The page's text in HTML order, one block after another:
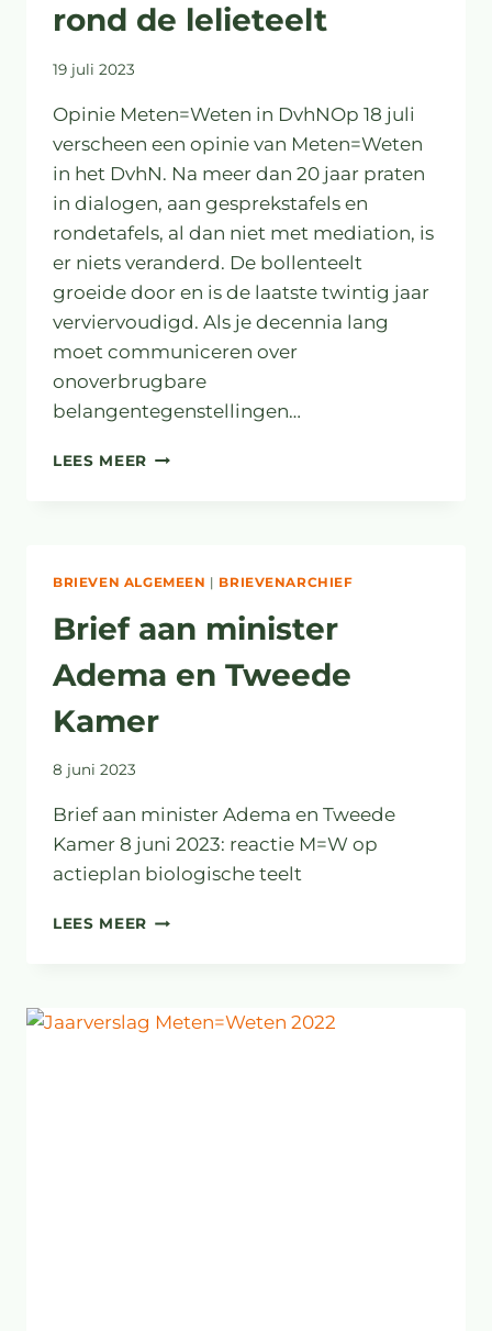
rond de lelieteelt
19 juli 2023
Opinie Meten=Weten in DvhNOp 18 juli
verscheen een opinie van Meten=Weten
in het DvhN. Na meer dan 20 jaar praten
in dialogen, aan gesprekstafels en
rondetafels, al dan niet met mediation, is
er niets veranderd. De bollenteelt
groeide door en is de laatste twintig jaar
verviervoudigd. Als je decennia lang
moet communiceren over
onoverbrugbare
belangentegenstellingen…
LEES MEER BURGERS
POLARISATIE
DE
LELIETEELT
BRIEVEN ALGEMEEN | BRIEVENARCHIEF
Brief aan minister
Adema en Tweede
Kamer
8 juni 2023
Brief aan minister Adema en Tweede
Kamer 8 juni 2023: reactie M=W op
actieplan biologische teelt
LEES MEER BRIEF
EN
TWEEDE